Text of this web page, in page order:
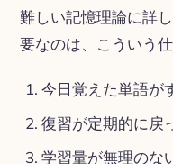
難しい記憶理論に詳
要なのは、こういう仕
今日覚えた単語が
復習が定期的に戻
学習量が無理のな